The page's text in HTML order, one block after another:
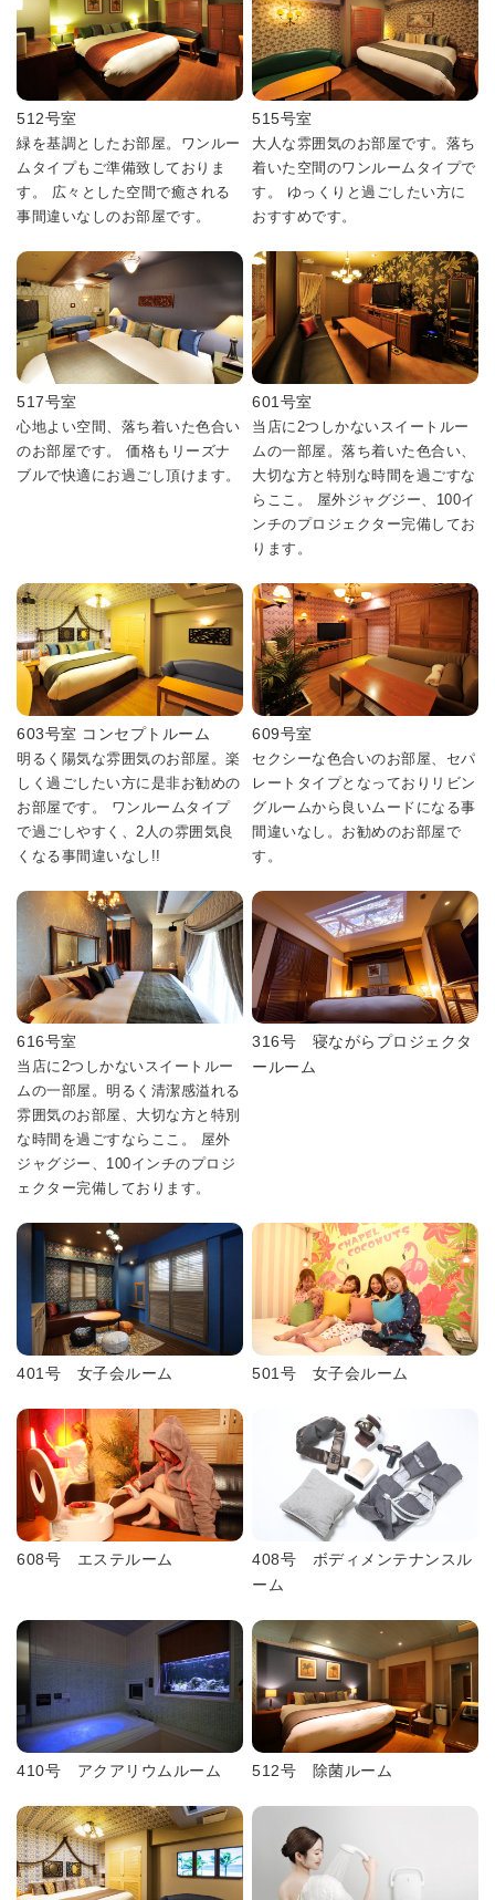
512号室
緑を基調としたお部屋。ワンルー
ムタイプもご準備致しておりま
す。 広々とした空間で癒される
事間違いなしのお部屋です。
515号室
大人な雰囲気のお部屋です。落ち
着いた空間のワンルームタイプで
す。 ゆっくりと過ごしたい方に
おすすめです。
517号室
心地よい空間、落ち着いた色合い
のお部屋です。 価格もリーズナ
ブルで快適にお過ごし頂けます。
601号室
当店に2つしかないスイートルー
ムの一部屋。落ち着いた色合い、
大切な方と特別な時間を過ごすな
らここ。 屋外ジャグジー、100イ
ンチのプロジェクター完備してお
ります。
603号室 コンセプトルーム
明るく陽気な雰囲気のお部屋。楽
しく過ごしたい方に是非お勧めの
お部屋です。 ワンルームタイプ
で過ごしやすく、2人の雰囲気良
くなる事間違いなし!!
609号室
セクシーな色合いのお部屋、セパ
レートタイプとなっておりリビン
グルームから良いムードになる事
間違いなし。お勧めのお部屋で
す。
616号室
当店に2つしかないスイートルー
ムの一部屋。明るく清潔感溢れる
雰囲気のお部屋、大切な方と特別
な時間を過ごすならここ。 屋外
ジャグジー、100インチのプロジ
ェクター完備しております。
316号 寝ながらプロジェクタ
ールーム
401号 女子会ルーム 501号 女子会ルーム
608号 エステルーム
408号 ボディメンテナンスル
ーム
410号 アクアリウムルーム 512号 除菌ルーム